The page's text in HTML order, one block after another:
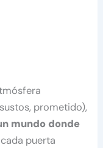
prometido),
mundo donde
cada puerta